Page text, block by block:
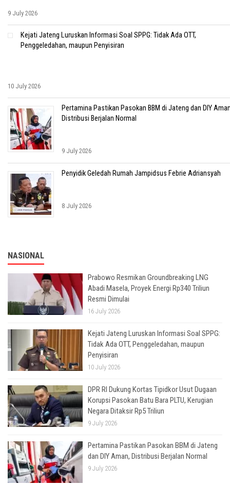
9 July 2026
Kejati Jateng Luruskan Informasi Soal SPPG: Tidak Ada OTT,
Penggeledahan, maupun Penyisiran
10 July 2026
Pertamina Pastikan Pasokan BBM di Jateng dan DIY
Distribusi Berjalan Normal
9 July 2026
Penyidik Geledah Rumah Jampidsus Febrie Adriansyah
8 July 2026
NASIONAL
Prabowo Resmikan Groundbreaking LNG
Abadi Masela, Proyek Energi Rp340 Triliun
Resmi Dimulai
16 July 2026
Kejati Jateng Luruskan Informasi Soal SPPG:
Tidak Ada OTT, Penggeledahan, maupun
Penyisiran
10 July 2026
DPR RI Dukung Kortas Tipidkor Usut Dugaan
Korupsi Pasokan Batu Bara PLTU, Kerugian
Negara Ditaksir Rp5 Triliun
9 July 2026
Pertamina Pastikan Pasokan BBM di Jateng
dan DIY Aman, Distribusi Berjalan Normal
9 July 2026